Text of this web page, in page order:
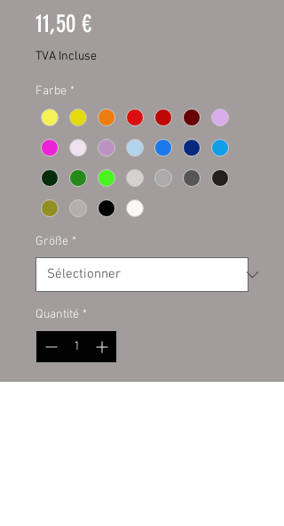
11,50 €Prix
TVA Incluse
Farbe *
Größe *
Quantité *